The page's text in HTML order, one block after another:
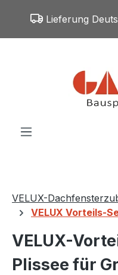
Zum Hauptinhalt springen
Lieferung
VELUX-
VELUX Vorteils-
VELUX-
Plissee für